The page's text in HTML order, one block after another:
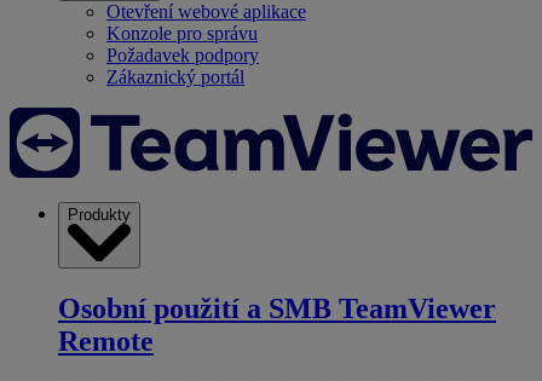
Otevření webové aplikace
Konzole pro správu
Požadavek podpory
Zákaznický portál
Produkty
Osobní použití a SMB TeamViewer
Remote